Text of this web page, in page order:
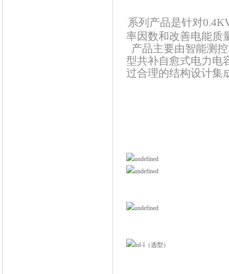
系列产品是针对
率因数和改善电能质
产品主要由智能测
型共补自愈式电力电
过合理的结构设计集